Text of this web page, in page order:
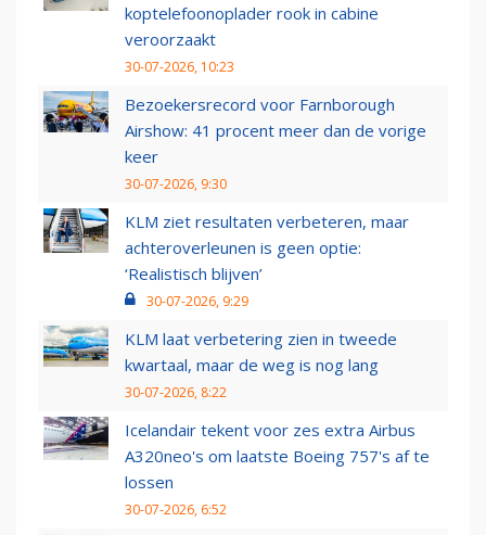
koptelefoonoplader rook in cabine
veroorzaakt
30-07-2026, 10:23
Bezoekersrecord voor Farnborough
Airshow: 41 procent meer dan de vorige
keer
30-07-2026, 9:30
KLM ziet resultaten verbeteren, maar
achteroverleunen is geen optie:
‘Realistisch blijven’
30-07-2026, 9:29
KLM laat verbetering zien in tweede
kwartaal, maar de weg is nog lang
30-07-2026, 8:22
Icelandair tekent voor zes extra Airbus
A320neo's om laatste Boeing 757's af te
lossen
30-07-2026, 6:52